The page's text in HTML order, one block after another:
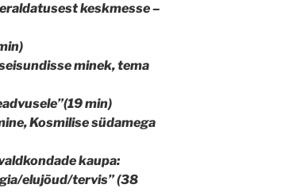
keskmesse –
minek, tema
(19 min)
Kosmilise südamega
kaupa:
elujõud/tervis” (38